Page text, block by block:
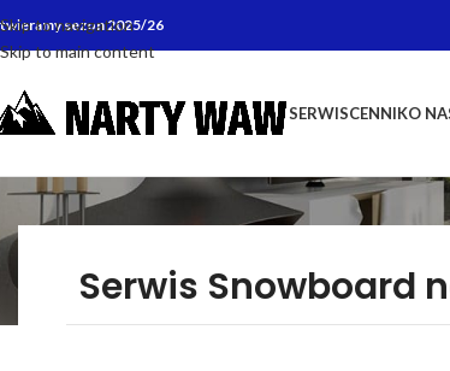
Skip to navigation
Skip to main content
sezon 2025/26
SERWISCENNIKO
Serwis Snowboard